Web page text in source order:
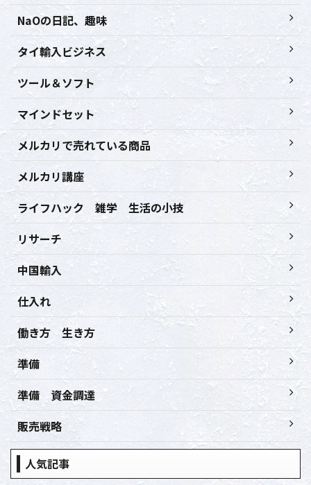
NaOの日記、趣味
タイ輸入ビジネス
ツール＆ソフト
マインドセット
メルカリで売れている商品
メルカリ講座
ライフハック 雑学 生活の小技
リサーチ
中国輸入
仕入れ
働き方 生き方
準備
準備 資金調達
販売戦略
人気記事